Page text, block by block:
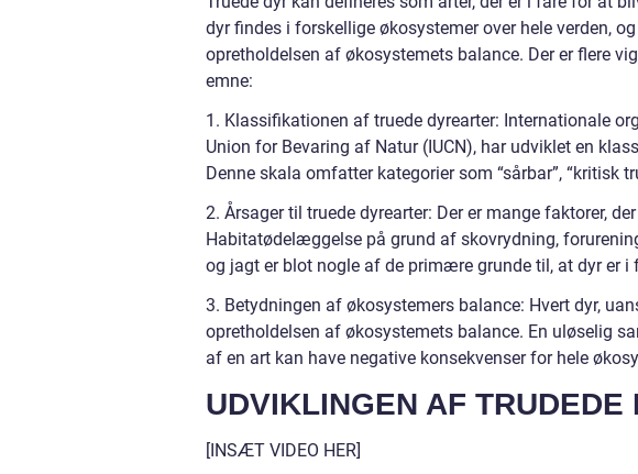
dyr findes i forskellige økosystemer over hele verden,
opretholdelsen af økosystemets balance. Der er flere
emne:
1. Klassifikationen af truede dyrearter: Internationale
Union for Bevaring af Natur (IUCN), har udviklet en
Denne skala omfatter kategorier som “sårbar”, “kritisk
2. Årsager til truede dyrearter: Der er mange faktorer,
Habitatødelæggelse på grund af skovrydning,
og jagt er blot nogle af de primære grunde til, at dyr er i
3. Betydningen af økosystemers balance: Hvert dyr,
opretholdelsen af økosystemets balance. En uløselig
af en art kan have negative konsekvenser for hele
UDVIKLINGEN AF TRUDEDE
[INSÆT VIDEO HER]